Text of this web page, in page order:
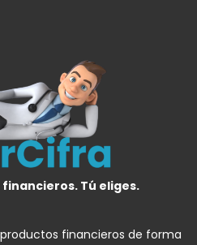
Tú eliges.
financieros de forma